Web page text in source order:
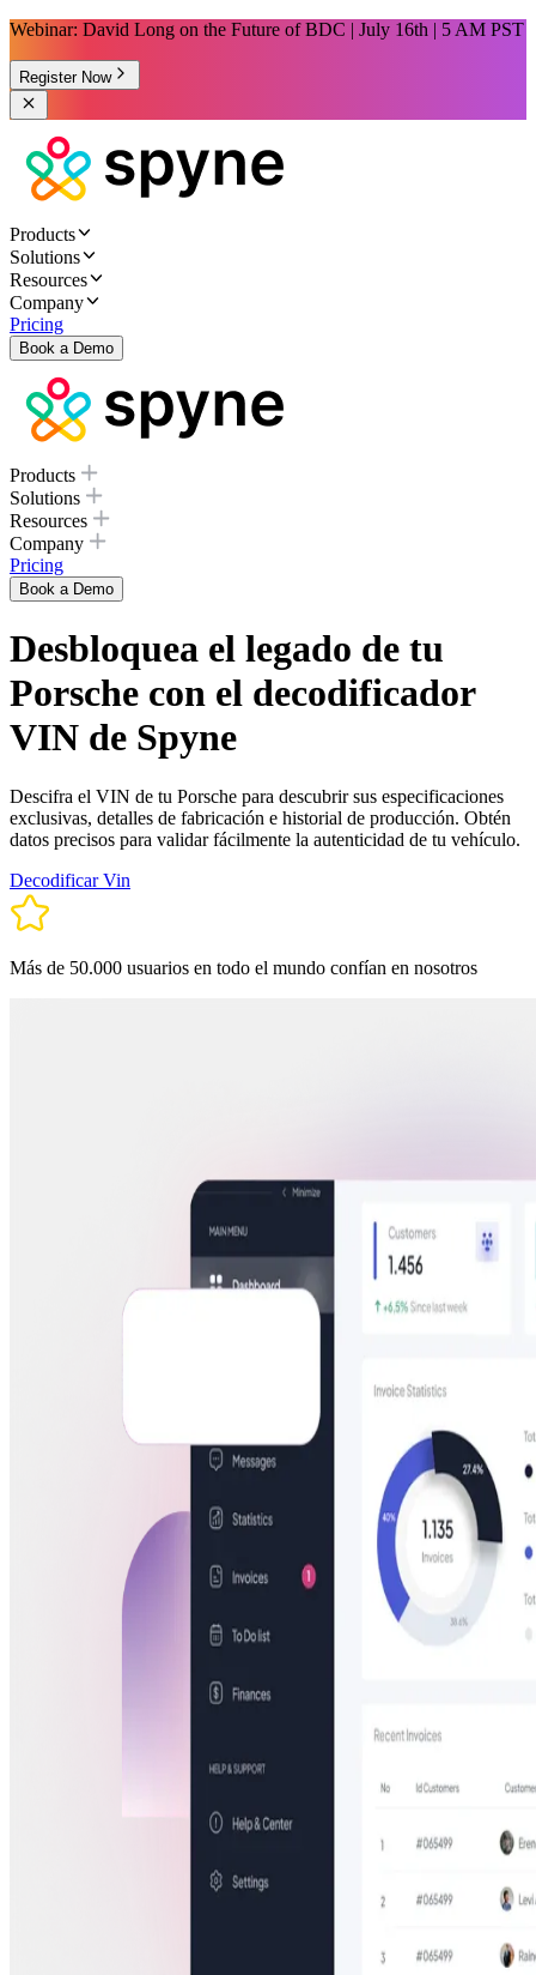
Webinar: David Long on the Future of BDC | July 16th | 5 AM PST
Register Now
Products
Solutions
Resources
Company
Pricing
Book a Demo
Products
Solutions
Resources
Company
Pricing
Book a Demo
Desbloquea el legado de tu
Porsche con el decodificador
VIN de Spyne
Descifra el VIN de tu Porsche para descubrir sus especificaciones
exclusivas, detalles de fabricación e historial de producción. Obtén
datos precisos para validar fácilmente la autenticidad de tu vehículo.
Decodificar Vin
Más de 50.000 usuarios en todo el mundo confían en nosotros